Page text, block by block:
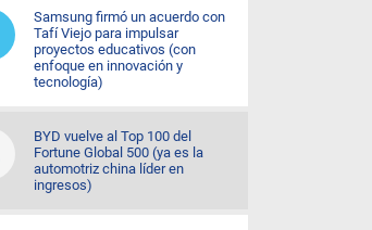
Samsung firmó un acuerdo con
Tafí Viejo para impulsar
proyectos educativos (con
enfoque en innovación y
tecnología)
BYD vuelve al Top 100 del
Fortune Global 500 (ya es la
automotriz china líder en
ingresos)